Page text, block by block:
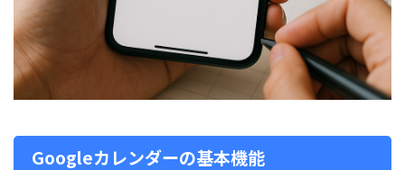
Googleカレンダーの基本機能